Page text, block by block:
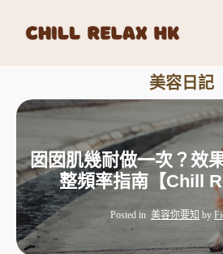
美容日記
囡囡肌幾耐做一次？效
整頻率指南【Chill
Posted in 美容你要知 by